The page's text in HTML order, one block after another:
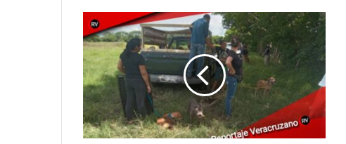
Escándalo
en
Medellín
de
Bravo:
rescatan
a
más
de